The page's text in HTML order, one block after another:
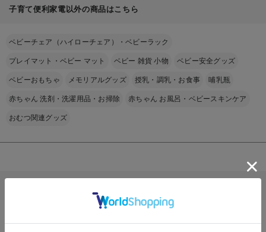
子育て便利家電以外の商品はこちら
ベビーチェア（ハイローチェア）・ベビーラック
プレイマット・ベビー マット ベビー 雑貨 小物 ベビー安全グッズ
ベビーおもちゃ メモリアルグッズ 授乳・調乳・お食事 哺乳瓶
赤ちゃん 洗剤・洗濯用品・お掃除 赤ちゃん お風呂・ベビースキンケア
おむつ関連グッズ
お気に入り商品を確認する